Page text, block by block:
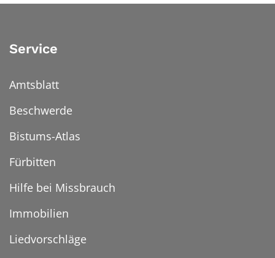
Service
Amtsblatt
Beschwerde
Bistums-Atlas
Fürbitten
Hilfe bei Missbrauch
Immobilien
Liedvorschläge